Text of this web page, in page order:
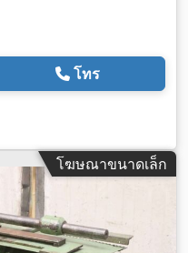
โทร
โฆษณาขนาดเล็ก